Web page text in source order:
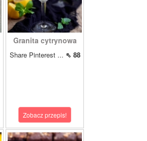
Granita cytrynowa
Share Pinterest ... ⇖ 88
Zobacz przepis!